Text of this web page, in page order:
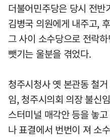
더불어민주당은 당시 전
김병국 의원에게 내주고,
그 사이 소수당으로 전락
뺏기는 울분을 겪었다.
청주시청사 옛 본관동 철
임, 청주시의회 의장 불신
스터미널 매각안 등을 놓
나 표결에서 번번이 져 소